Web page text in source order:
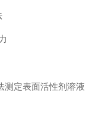
测定表面活性剂溶液